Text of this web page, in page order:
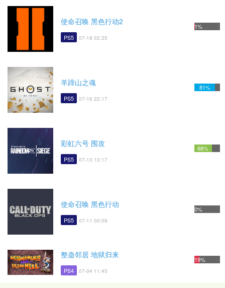
使命召唤 黑色行动2
PS5 07-18 02:25
1%
羊蹄山之魂
PS5 07-16 22:17
81%
彩虹六号 围攻
PS5 07-13 13:17
68%
使命召唤 黑色行动
PS5 07-11 00:09
0%
整蛊邻居 地狱归来
PS4 07-04 11:45
19%